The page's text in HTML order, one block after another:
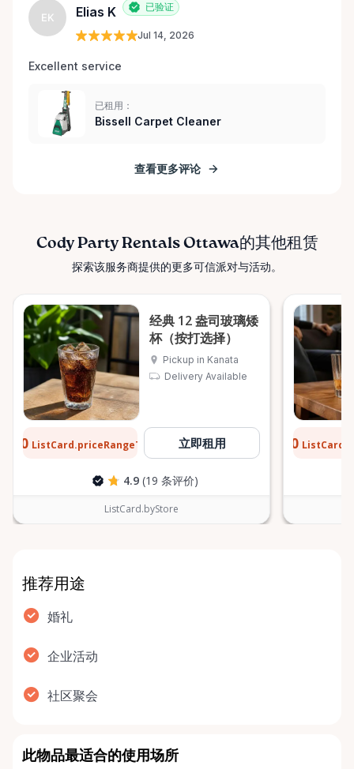
EK Elias K 已验证
Jul 14, 2026
Excellent service
已租用：
Bissell Carpet Cleaner
查看更多评论
Cody Party Rentals Ottawa的其他租赁
探索该服务商提供的更多可信派对与活动。
经典 12 盎司玻璃矮
杯（按打选择）
Pickup in Kanata
Delivery Available
ListCard.priceRangeTo 立即租用
4.9 (19 条评价)
ListCard.byStore
$0.10
推荐用途
婚礼
企业活动
社区聚会
此物品最适合的使用场所